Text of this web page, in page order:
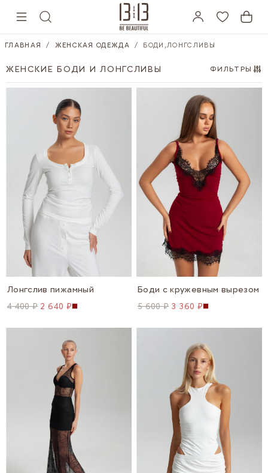
ГЛАВНАЯ / ЖЕНСКАЯ ОДЕЖДА / БОДИ,ЛОНГСЛИВЫ
ЖЕНСКИЕ БОДИ И ЛОНГСЛИВЫ ФИЛЬТРЫ
Лонгслив пижамный
4 400 ₽ 2 640 ₽
Боди с кружевным вырезом
5 600 ₽ 3 360 ₽